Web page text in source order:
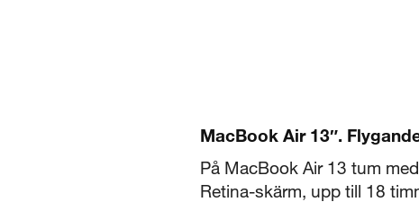
MacBook Air 13″.
På MacBook Air 13 tum
Retina-skärm, upp till 18